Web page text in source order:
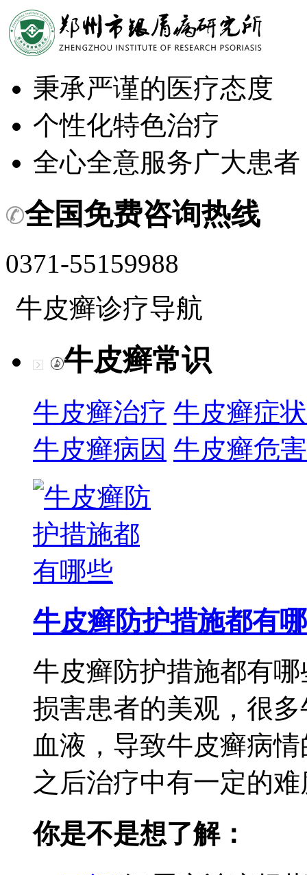
秉承严谨的医疗态度
个性化特色治疗
全心全意服务广大患者
全国免费咨询热线
0371-55159988
牛皮癣诊疗导航
牛皮癣常识
牛皮癣治疗 牛皮癣症状
牛皮癣病因 牛皮癣危害
牛皮癣防护措施都有哪
牛皮癣防护措施都有
损害患者的美观，很
血液，导致牛皮癣病
之后治疗中有一定的
你是不是想了解：